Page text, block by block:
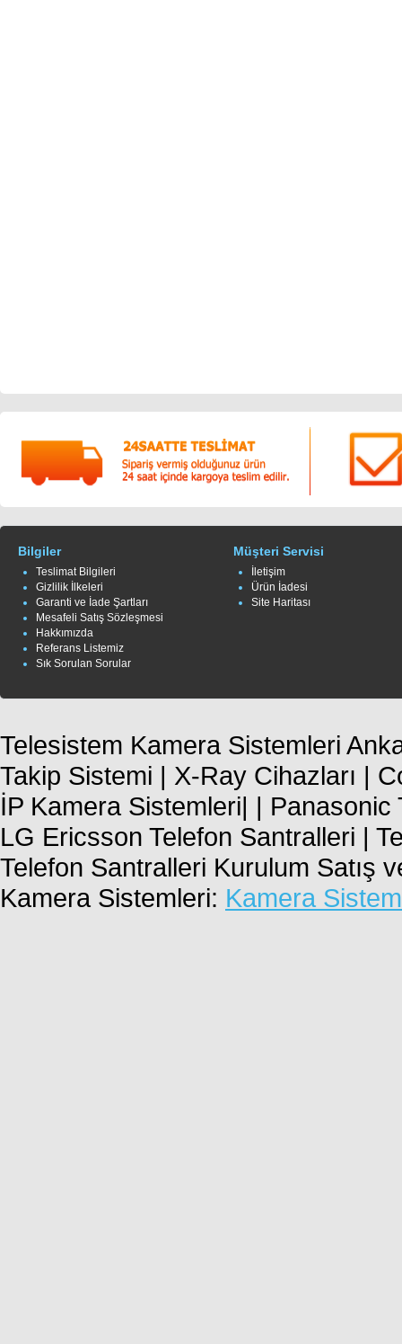
Bilgiler
Teslimat Bilgileri
Gizlilik İlkeleri
Garanti ve İade Şartları
Mesafeli Satış Sözleşmesi
Hakkımızda
Referans Listemiz
Sık Sorulan Sorular
Müşteri Servisi
İletişim
Ürün İadesi
Site Haritası
Telesistem Kamera Sistemleri
Takip Sistemi | X-Ray Cihazları |
İP Kamera Sistemleri| |
LG Ericsson Telefon Santralleri |
Telefon Santralleri Kurulum Satış
Kamera Sistemleri: Kamera